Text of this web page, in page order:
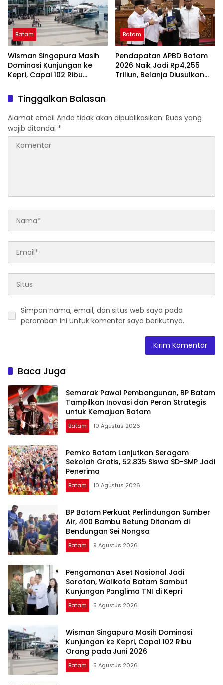
Batam
Wisman Singapura Masih
Dominasi Kunjungan ke
Kepri, Capai 102 Ribu
Batam
Pendapatan APBD Batam
2026 Naik Jadi Rp4,255
Triliun, Belanja Diusulkan
Tinggalkan Balasan
Alamat email Anda tidak akan dipublikasikan. Ruas yang
wajib ditandai *
Simpan nama, email, dan situs web saya pada
peramban ini untuk komentar saya berikutnya.
Baca Juga
Semarak Pawai Pembangunan, BP Batam
Tampilkan Inovasi dan Peran Strategis
untuk Kemajuan Batam
Batam 10 Agustus 2026
Pemko Batam Lanjutkan Seragam
Sekolah Gratis, 52.835 Siswa SD-SMP Jadi
Penerima
Batam 10 Agustus 2026
BP Batam Perkuat Perlindungan Sumber
Air, 400 Bambu Betung Ditanam di
Bendungan Sei Nongsa
Batam 9 Agustus 2026
Pengamanan Aset Nasional Jadi
Sorotan, Walikota Batam Sambut
Kunjungan Panglima TNI di Kepri
Batam 5 Agustus 2026
Wisman Singapura Masih Dominasi
Kunjungan ke Kepri, Capai 102 Ribu
Orang pada Juni 2026
Batam 5 Agustus 2026